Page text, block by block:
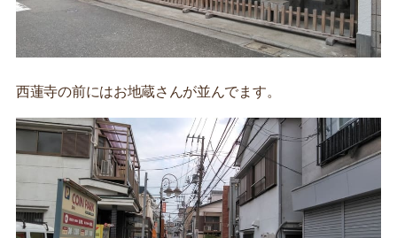
西蓮寺の前にはお地蔵さんが並んでます。